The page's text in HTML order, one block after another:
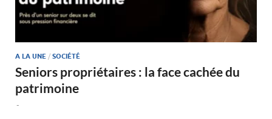
A LA UNE / SOCIÉTÉ
Seniors propriétaires : la face cachée du
patrimoine
-